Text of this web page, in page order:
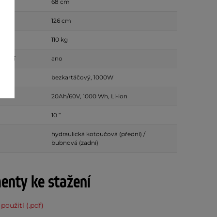
68 cm
126 cm
110 kg
ano
bezkartáčový, 1000W
20Ah/60V, 1000 Wh, Li-ion
10 ʺ
hydraulická kotoučová (přední) /
bubnová (zadní)
ke stažení
(.pdf)